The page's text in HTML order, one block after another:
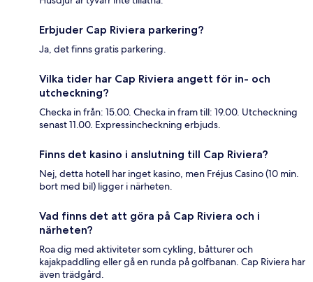
Erbjuder Cap Riviera parkering?
Ja, det finns gratis parkering.
Vilka tider har Cap Riviera angett för in- och
utcheckning?
Checka in från: 15.00. Checka in fram till: 19.00. Utcheckning
senast 11.00. Expressincheckning erbjuds.
Finns det kasino i anslutning till Cap Riviera?
Nej, detta hotell har inget kasino, men Fréjus Casino (10 min.
bort med bil) ligger i närheten.
Vad finns det att göra på Cap Riviera och i
närheten?
Roa dig med aktiviteter som cykling, båtturer och
kajakpaddling eller gå en runda på golfbanan. Cap Riviera har
även trädgård.